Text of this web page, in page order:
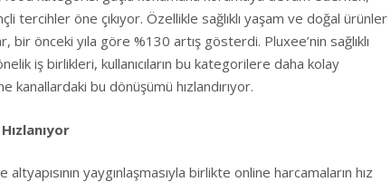
tercihler öne çıkıyor. Özellikle sağlıklı yaşam ve doğal ürünler
bir önceki yıla göre %130 artış gösterdi. Pluxee’nin sağlıklı
iş birlikleri, kullanıcıların bu kategorilere daha kolay
kanallardaki bu dönüşümü hızlandırıyor.
yaygınlaşmasıyla birlikte online harcamaların hız